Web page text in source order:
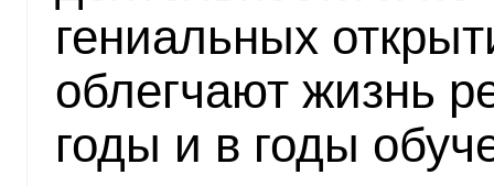
гениальных
облегчают жизнь
годы и в годы